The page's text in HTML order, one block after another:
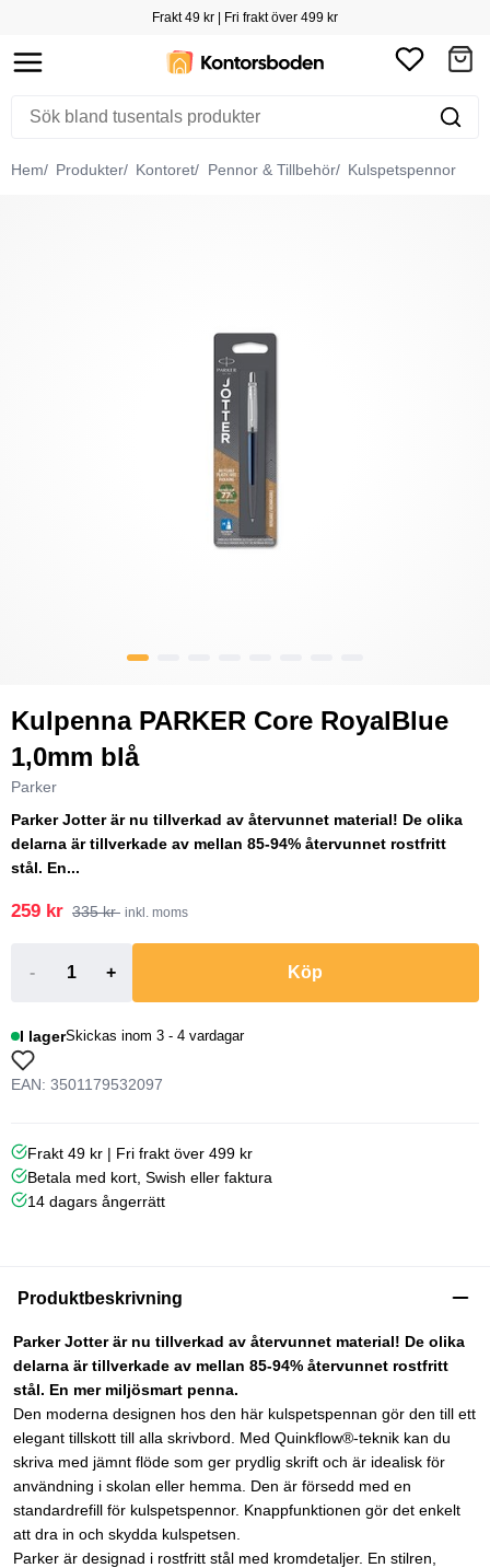
Frakt 49 kr | Fri frakt över 499 kr
Hem Produkter Kontoret Pennor & Tillbehör Kulspetspennor
Kulpenna PARKER Core RoyalBlue
1,0mm blå
Parker
Parker Jotter är nu tillverkad av återvunnet material! De olika
delarna är tillverkade av mellan 85-94% återvunnet rostfritt
stål. En...
259 kr 335 kr inkl. moms
- + Köp
I lagerSkickas inom 3 - 4 vardagar
EAN: 3501179532097
Frakt 49 kr | Fri frakt över 499 kr
Betala med kort, Swish eller faktura
14 dagars ångerrätt
Produktbeskrivning
Parker Jotter är nu tillverkad av återvunnet material! De olika
delarna är tillverkade av mellan 85-94% återvunnet rostfritt
stål. En mer miljösmart penna.
Den moderna designen hos den här kulspetspennan gör den till ett
elegant tillskott till alla skrivbord. Med Quinkflow®-teknik kan du
skriva med jämnt flöde som ger prydlig skrift och är idealisk för
användning i skolan eller hemma. Den är försedd med en
standardrefill för kulspetspennor. Knappfunktionen gör det enkelt
att dra in och skydda kulspetsen.
Parker är designad i rostfritt stål med kromdetaljer. En stilren,